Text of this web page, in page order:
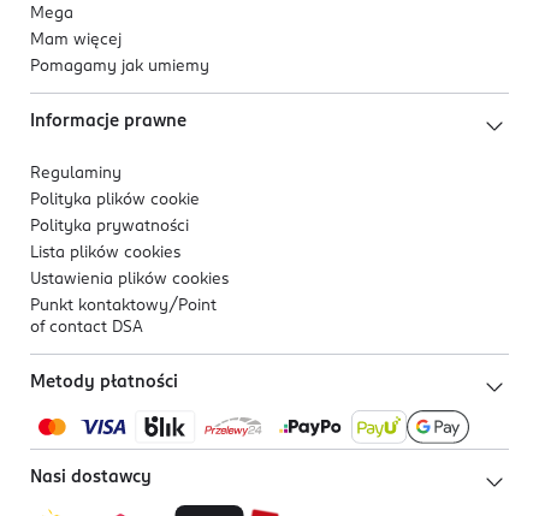
Mega
Mam więcej
Pomagamy jak umiemy
Informacje prawne
Regulaminy
Polityka plików cookie
Polityka prywatności
Lista plików cookies
Ustawienia plików cookies
Punkt kontaktowy/ Point
of contact DSA
Metody płatności
Nasi dostawcy